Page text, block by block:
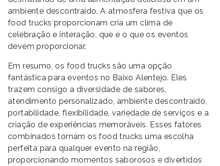
ambiente descontraído. A atmosfera festiva que os
food trucks proporcionam cria um clima de
celebração e interação, que é o que os eventos
devem proporcionar.
Em resumo, os food trucks são uma opção
fantástica para eventos no Baixo Alentejo. Eles
trazem consigo a diversidade de sabores,
atendimento personalizado, ambiente descontraído,
portabilidade, flexibilidade, variedade de serviços e a
criação de experiências memoráveis. Esses fatores
combinados tornam os food trucks uma escolha
perfeita para qualquer evento na região,
proporcionando momentos saborosos e divertidos